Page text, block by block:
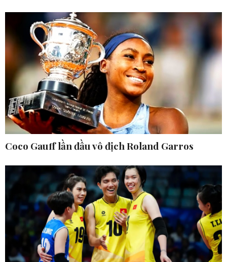
Coco Gauff lần đầu vô địch Roland Garros